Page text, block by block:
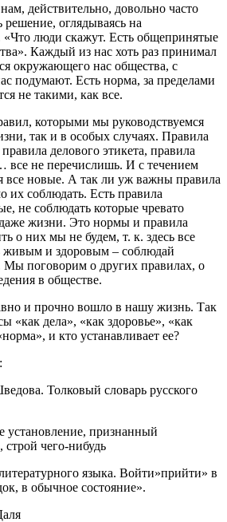
действительно, довольно часто
оглядываясь на
люди скажут. Есть общепринятые
Каждый из нас хоть раз принимал
окружающего нас общества, с
подумают. Есть норма, за пределами
не такими, как все.
которыми мы руководствуемся
так и в особых случаях. Правила
делового этикета, правила
все не перечислишь. И с течением
все новые. А так ли уж важны правила
их соблюдать. Есть правила
не соблюдать которые чревато
жизни. Это нормы и правила
о них мы не будем, т. к. здесь все
и здоровым – соблюдай
Мы поговорим о других правилах, о
в обществе.
и прочно вошло в нашу жизнь. Так
«как дела», «как здоровье», «как
и кто устанавливает ее?
Толковый словарь русского
признанный
строй чего-нибудь
языка. Войти»прийти» в
в обычное состояние».